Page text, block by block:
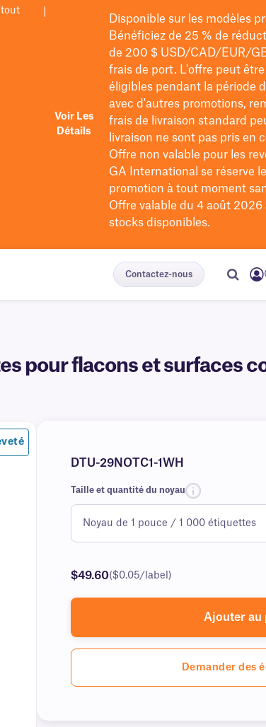
tout
Voir Les
Détails
Disponible sur les modèles
Bénéficiez de 25 % de
de 200 $USD/CAD/EUR/
frais de port. L'offre peut
éligibles pendant la période
avec d'autres promotions,
frais de livraison standard
livraison ne sont pas pris
Offre non valable pour les
GA International se réserve
promotion à tout moment
Offre valable du 4 août
stocks disponibles.
Contactez-nous
pour flacons et surfaces
DTU-29NOTC1-1WH
Taille et quantité du noyau
$49.60($0.05/label)
Ajouter au
Demander des